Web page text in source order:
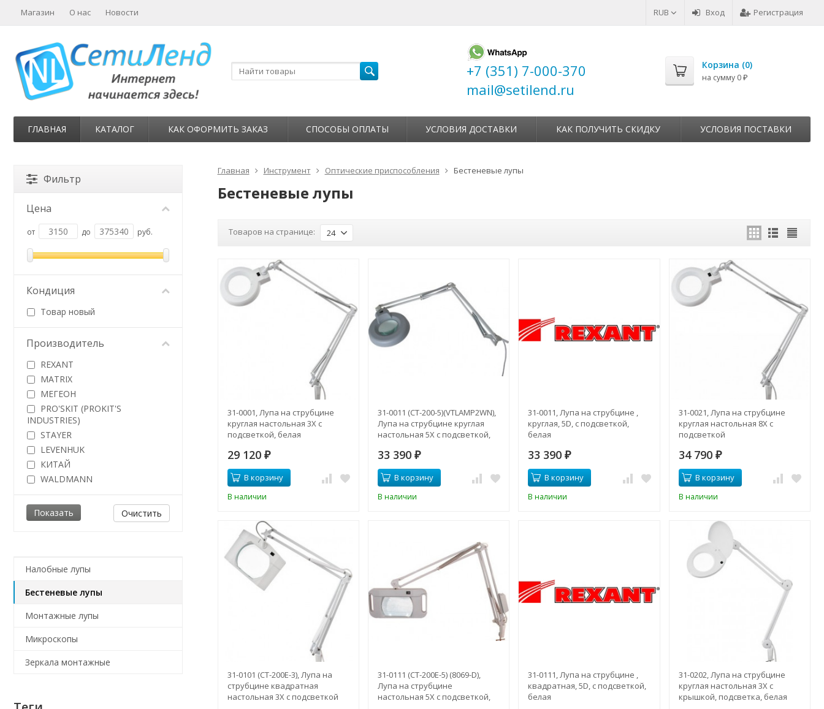
RUB Вход Регистрация
Магазин О нас Новости
+7 (351) 7-000-370
mail@setilend.ru
Корзина (0)
на сумму 0 ₽
ГЛАВНАЯ КАТАЛОГ КАК ОФОРМИТЬ ЗАКАЗ СПОСОБЫ ОПЛАТЫ УСЛОВИЯ ДОСТАВКИ КАК ПОЛУЧИТЬ СКИДКУ УСЛОВИЯ ПОСТАВКИ
Главная Инструмент Оптические приспособления Бестеневые лупы
Бестеневые лупы
Товаров на странице: 24
31-0001, Лупа на струбцине
круглая настольная 3Х с
подсветкой, белая
29 120 ₽
В корзину
В наличии
31-0011 (CT-200-5)(VTLAMP2WN),
Лупа на струбцине круглая
настольная 5Х с подсветкой,
33 390 ₽
В корзину
В наличии
31-0011, Лупа на струбцине ,
круглая, 5D, с подсветкой,
белая
33 390₽
В корзину
В наличии
31-0021, Лупа на струбцине
круглая настольная 8Х с
подсветкой
34 790 ₽
В корзину
В наличии
31-0101 (CT-200E-3), Лупа на
струбцине квадратная
настольная 3Х с подсветкой
31-0111 (CT-200E-5) (8069-D),
Лупа на струбцине
настольная 5Х с подсветкой,
31-0111, Лупа на струбцине ,
квадратная, 5D, с подсветкой,
белая
31-0202, Лупа на струбцине
круглая настольная 3Х с
крышкой, подсветка, белая
Фильтр
Цена
от до руб.
Кондиция
Товар новый
Производитель
REXANT
MATRIX
МЕГЕОН
PRO'SKIT (PROKIT'S
INDUSTRIES)
STAYER
LEVENHUK
КИТАЙ
WALDMANN
Очистить
Налобные лупы
Бестеневые лупы
Монтажные лупы
Микроскопы
Зеркала монтажные